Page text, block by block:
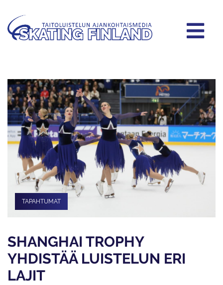
TAPAHTUMAT
SHANGHAI TROPHY
YHDISTÄÄ LUISTELUN ERI
LAJIT